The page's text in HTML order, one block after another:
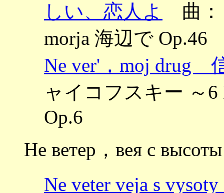
しい、恋人よ
曲：
morja 海辺で Op.46
Ne ver'，moj drug
ャイコフスキー ～6
Op.6
Не ветер，вея с
Ne veter veja s